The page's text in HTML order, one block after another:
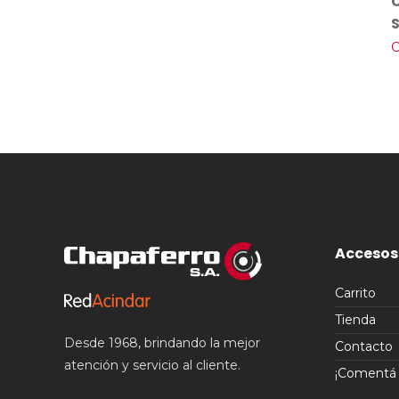
Desde 1968, brindando la mejor
atención y servicio al cliente.
Accesos
Carrito
Tienda
Contacto